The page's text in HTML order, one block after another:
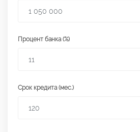
Процент банка (%)
Срок кредита (мес.)